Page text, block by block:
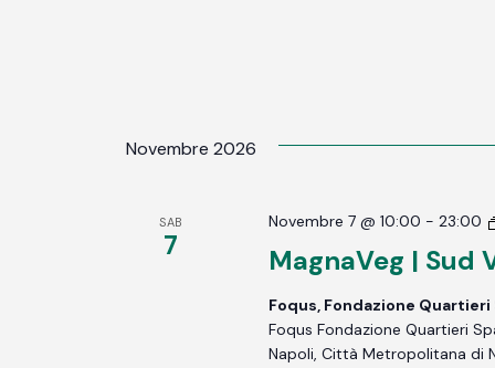
Novembre 2026
SAB
7 MagnaVeg | Sud
Novembre 7 @ 10:00 -23:00
Foqus, Fondazione Quartieri
Foqus Fondazione Quartieri
Napoli, Città Metropolitana di